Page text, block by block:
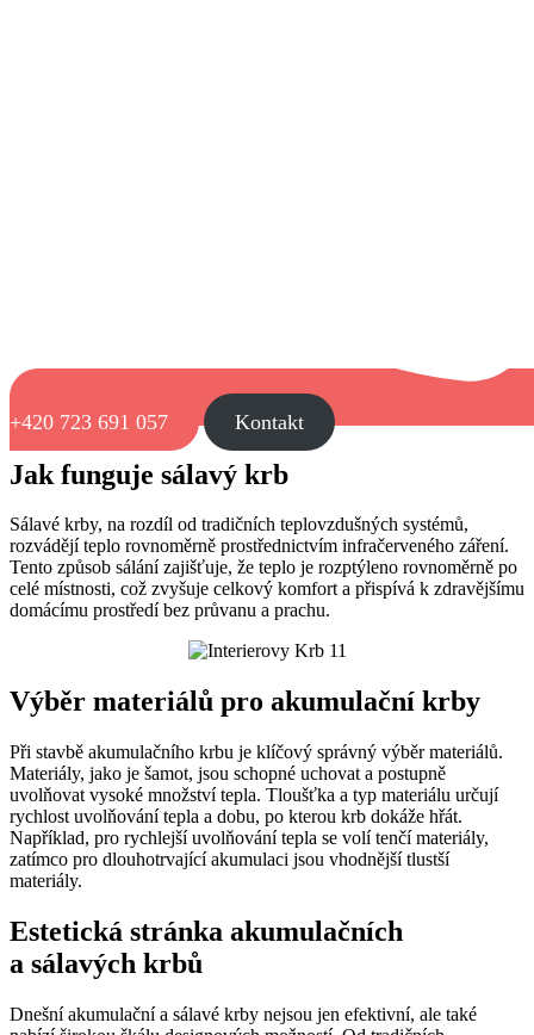
+420 723 691 057 Kontakt
Jak funguje sálavý krb
Sálavé krby, na rozdíl od tradičních teplovzdušných systémů,
rozvádějí teplo rovnoměrně prostřednictvím infračerveného záření.
Tento způsob sálání zajišťuje, že teplo je rozptýleno rovnoměrně po
celé místnosti, což zvyšuje celkový komfort a přispívá k zdravějšímu
domácímu prostředí bez průvanu a prachu.
Výběr materiálů pro akumulační krby
Při stavbě akumulačního krbu je klíčový správný výběr materiálů.
Materiály, jako je šamot, jsou schopné uchovat a postupně
uvolňovat vysoké množství tepla. Tloušťka a typ materiálu určují
rychlost uvolňování tepla a dobu, po kterou krb dokáže hřát.
Například, pro rychlejší uvolňování tepla se volí tenčí materiály,
zatímco pro dlouhotrvající akumulaci jsou vhodnější tlustší
materiály.
Estetická stránka akumulačních
a sálavých krbů
Dnešní akumulační a sálavé krby nejsou jen efektivní, ale také